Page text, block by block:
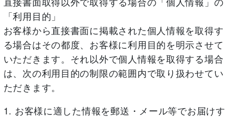
「利用目的」
お客様から直接書面に掲載された個人情報を取得す
る場合はその都度、お客様に利用目的を明示させて
いただきます。それ以外で個人情報を取得する場合
は、次の利用目的の制限の範囲内で取り扱わせてい
ただきます。
1. お客様に適した情報を郵送・メール等でお届けす